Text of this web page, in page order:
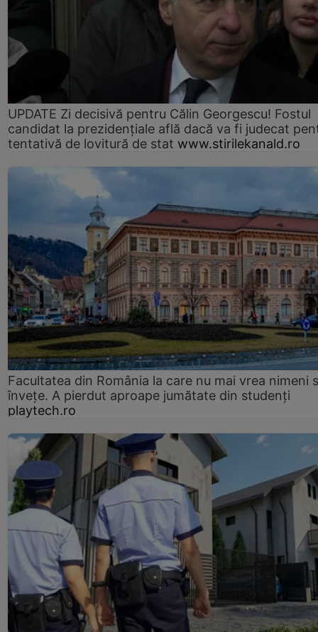
UPDATE Zi decisivă pentru Călin Georgescu! Fostul
candidat la prezidențiale află dacă va fi judecat
tentativă de lovitură de stat www.stirilekanald.ro
Facultatea din România la care nu mai vrea nimeni
înveţe. A pierdut aproape jumătate din studenţi
playtech.ro